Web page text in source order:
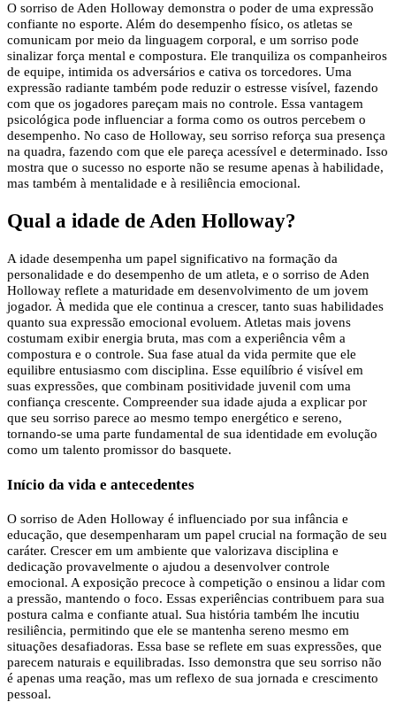
O sorriso de Aden Holloway demonstra o poder de uma expressão
confiante no esporte. Além do desempenho físico, os atletas se
comunicam por meio da linguagem corporal, e um sorriso pode
sinalizar força mental e compostura. Ele tranquiliza os companheiros
de equipe, intimida os adversários e cativa os torcedores. Uma
expressão radiante também pode reduzir o estresse visível, fazendo
com que os jogadores pareçam mais no controle. Essa vantagem
psicológica pode influenciar a forma como os outros percebem o
desempenho. No caso de Holloway, seu sorriso reforça sua presença
na quadra, fazendo com que ele pareça acessível e determinado. Isso
mostra que o sucesso no esporte não se resume apenas à habilidade,
mas também à mentalidade e à resiliência emocional.
Qual a idade de Aden Holloway?
A idade desempenha um papel significativo na formação da
personalidade e do desempenho de um atleta, e o sorriso de Aden
Holloway reflete a maturidade em desenvolvimento de um jovem
jogador. À medida que ele continua a crescer, tanto suas habilidades
quanto sua expressão emocional evoluem. Atletas mais jovens
costumam exibir energia bruta, mas com a experiência vêm a
compostura e o controle. Sua fase atual da vida permite que ele
equilibre entusiasmo com disciplina. Esse equilíbrio é visível em
suas expressões, que combinam positividade juvenil com uma
confiança crescente. Compreender sua idade ajuda a explicar por
que seu sorriso parece ao mesmo tempo energético e sereno,
tornando-se uma parte fundamental de sua identidade em evolução
como um talento promissor do basquete.
Início da vida e antecedentes
O sorriso de Aden Holloway é influenciado por sua infância e
educação, que desempenharam um papel crucial na formação de seu
caráter. Crescer em um ambiente que valorizava disciplina e
dedicação provavelmente o ajudou a desenvolver controle
emocional. A exposição precoce à competição o ensinou a lidar com
a pressão, mantendo o foco. Essas experiências contribuem para sua
postura calma e confiante atual. Sua história também lhe incutiu
resiliência, permitindo que ele se mantenha sereno mesmo em
situações desafiadoras. Essa base se reflete em suas expressões, que
parecem naturais e equilibradas. Isso demonstra que seu sorriso não
é apenas uma reação, mas um reflexo de sua jornada e crescimento
pessoal.